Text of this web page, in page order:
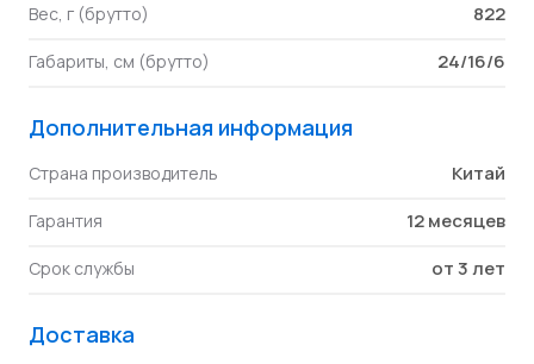
Вес, г (брутто) 822
Габариты, см (брутто) 24/16/6
Дополнительная информация
Страна производитель Китай
Гарантия 12 месяцев
Срок службы от 3 лет
Доставка